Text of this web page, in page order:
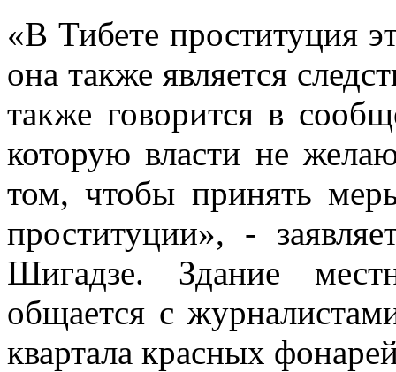
«В Тибете проституция
она также является
также говорится в
которую власти не
том, чтобы принять
проституции», -
Шигадзе. Здание
общается с
квартала красных